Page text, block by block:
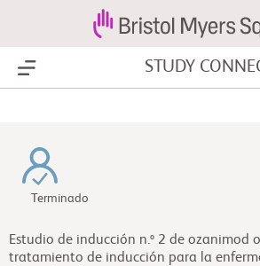
Show Menu STUDY
Terminado
Estudio de inducción n.º 2 de ozanimod
tratamiento de inducción para la